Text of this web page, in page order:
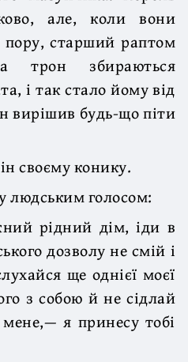
але, коли вони
старший раптом
трон збираються
і так стало йому від
вирішив будь-що піти
своєму конику.
людським голосом:
рідний дім, іди в
дозволу не смій і
ще однієї моєї
з собою й не сідлай
я принесу тобі